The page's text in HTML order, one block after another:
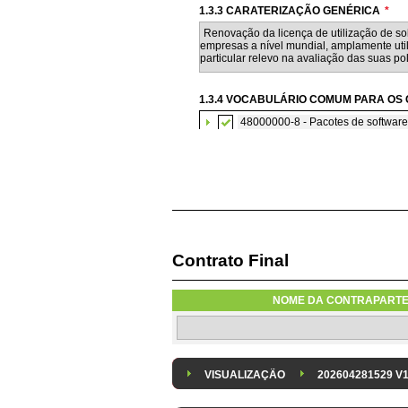
1.3.3 CARATERIZAÇÃO GENÉRICA *
1.3.4 VOCABULÁRIO COMUM PARA OS
48000000-8 - Pacotes de
1.3.6 AQUISIÇÃO DE SOFTWARE
A aquisição de software informático
Contrato Final
NOME DA CONTRAPARTE
VISUALIZAÇÃO 202604281529